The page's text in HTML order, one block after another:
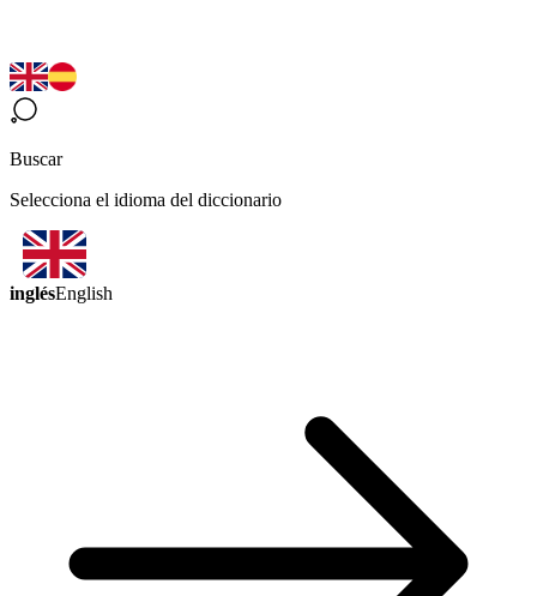
Buscar
Selecciona el idioma del diccionario
inglésEnglish